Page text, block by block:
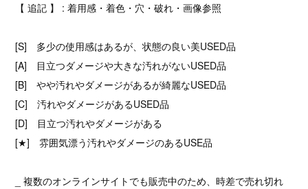
【 追記 】 : 着用感・着色・穴・破れ・画像参照
[S] 多少の使用感はあるが、状態の良い美USED品
[A] 目立つダメージや大きな汚れがないUSED品
[B] やや汚れやダメージがあるが綺麗なUSED品
[C] 汚れやダメージがあるUSED品
[D] 目立つ汚れやダメージがある
[★] 雰囲気漂う汚れやダメージのあるUSE品
_ 複数のオンラインサイトでも販売中のため、時差で売れ切れ